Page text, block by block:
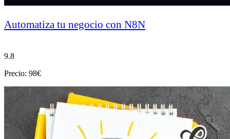
Automatiza tu negocio con N8N
9.8
Precio: 98€